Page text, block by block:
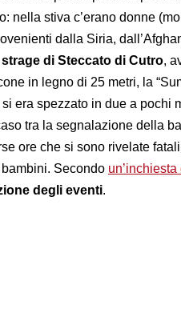
nella stiva c’erano donne
dalla Siria,
di Steccato di Cutro,
in legno di 25 metri, la
era spezzato in due a pochi
tra la segnalazione della
ore che si sono rivelate
Secondo un’inchiesta
degli eventi.